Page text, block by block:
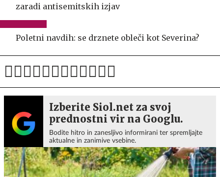
zaradi antisemitskih izjav
Poletni navdih: se drznete obleči kot Severina?
Izberite Siol.net za svoj
prednostni vir na Googlu.
Bodite hitro in zanesljivo informirani ter spremljajte
aktualne in zanimive vsebine.